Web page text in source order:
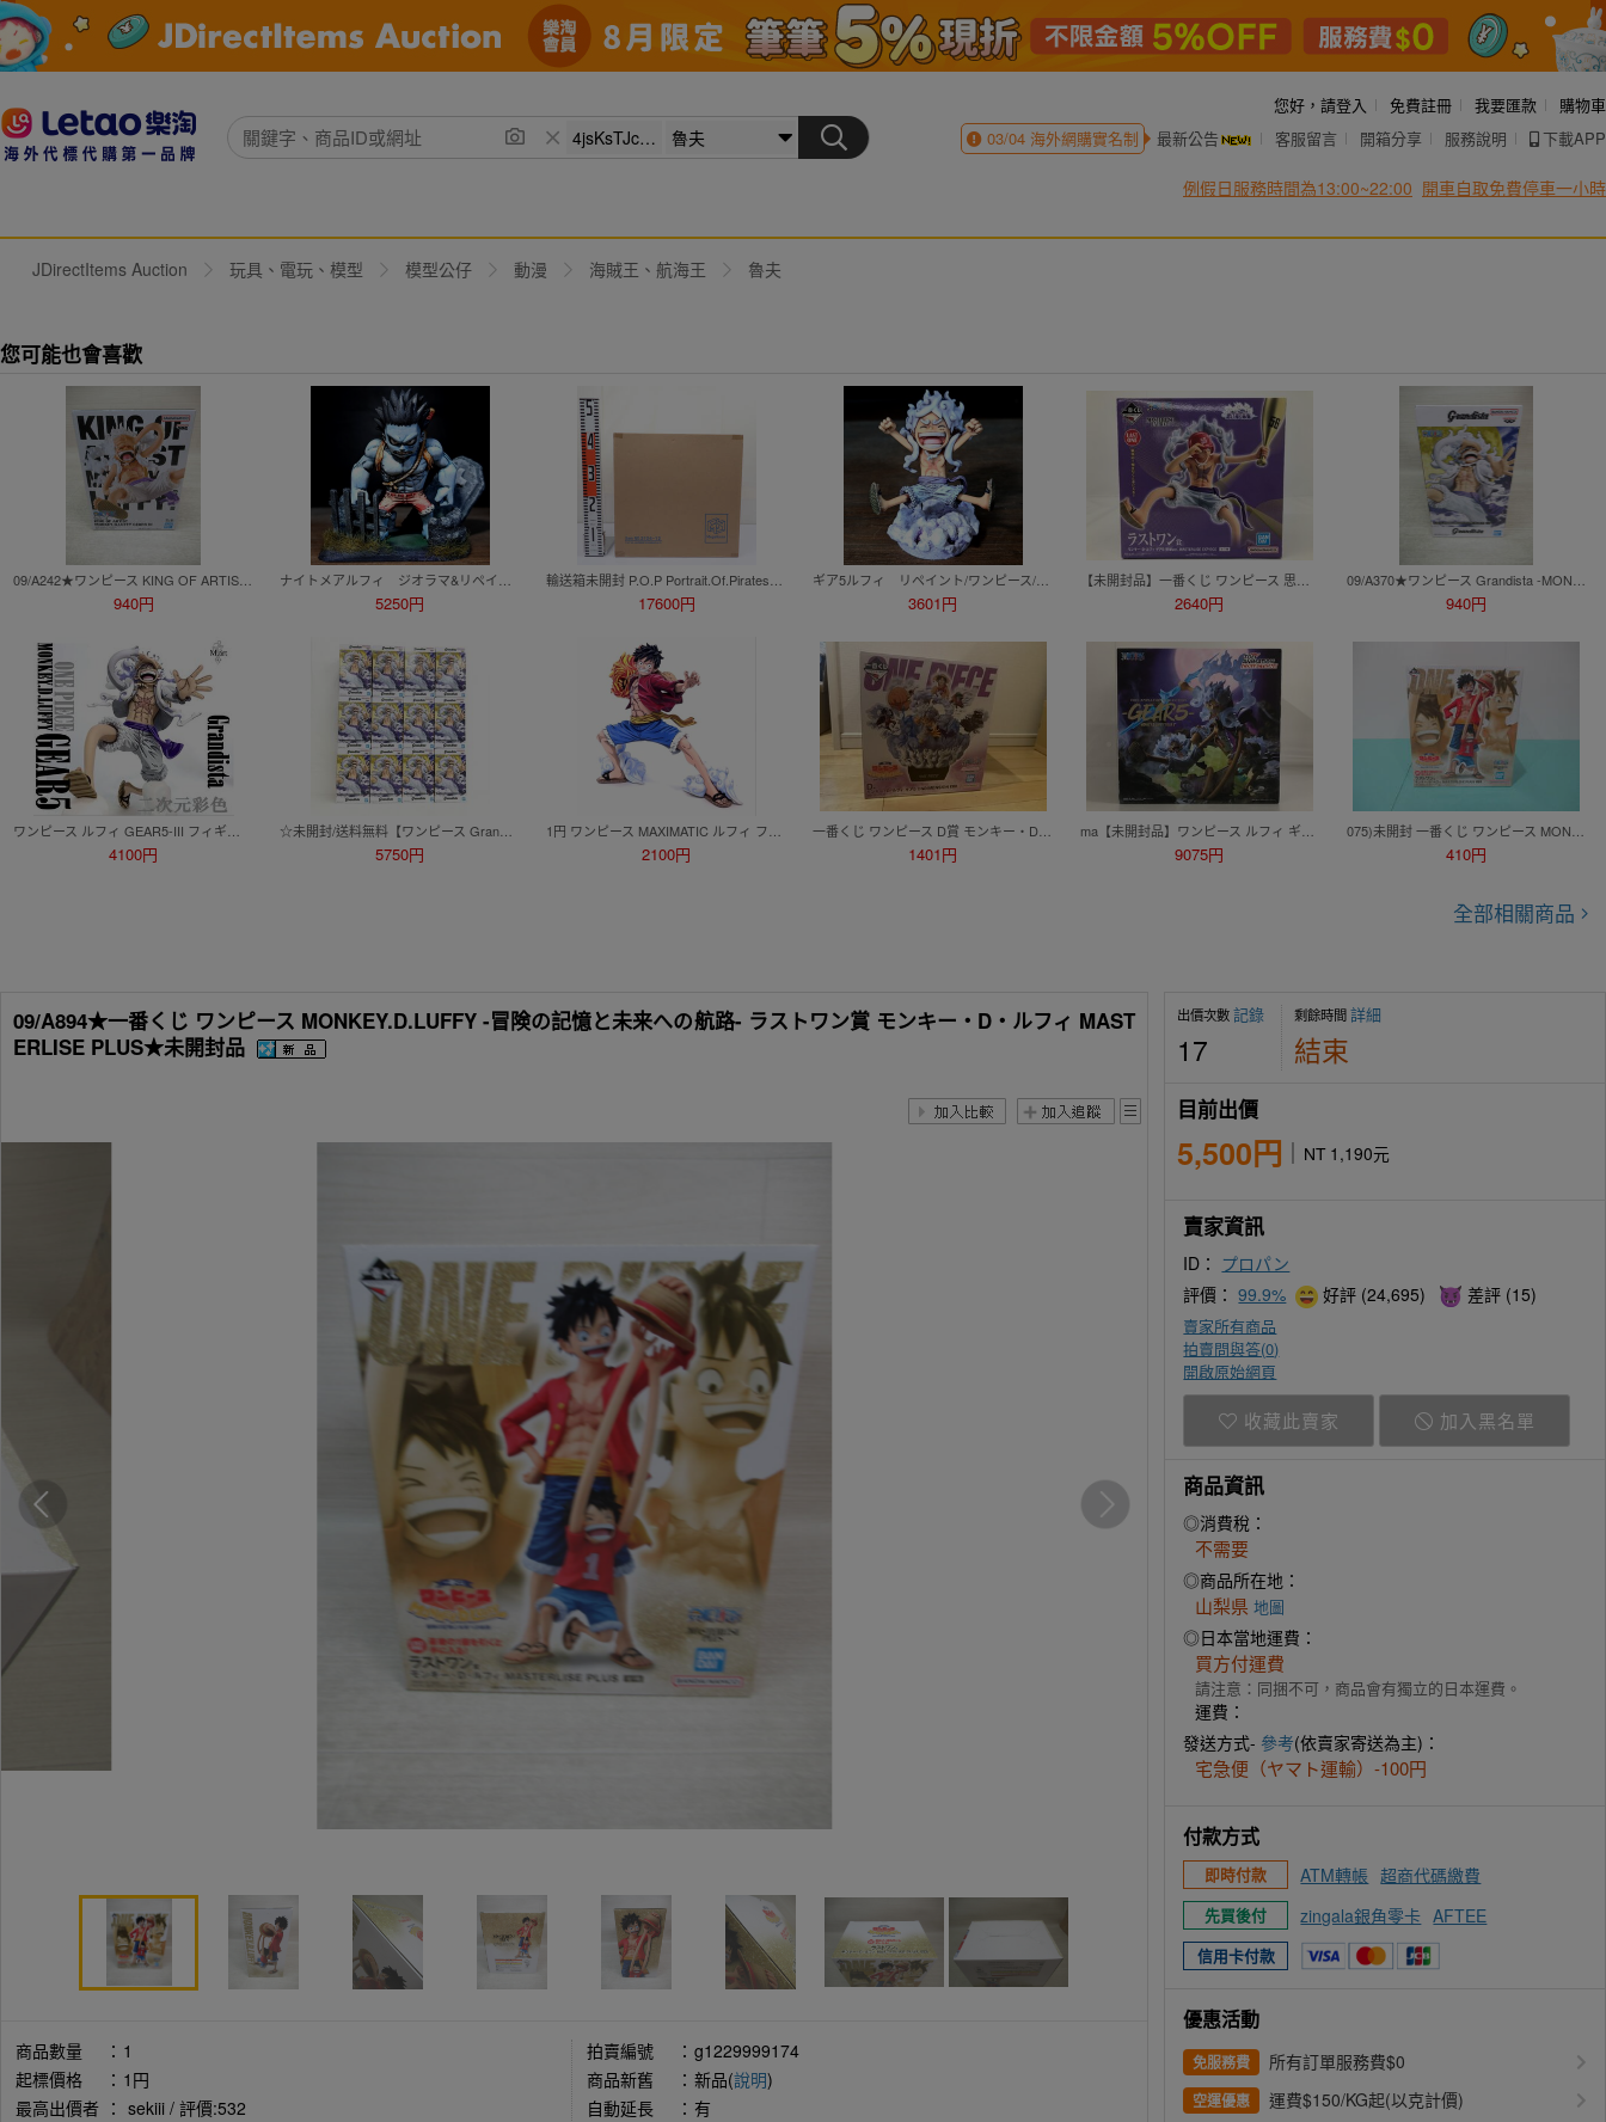
您好， 請登入 免費註冊 我要匯款
購物車
03/04海外網購實名制 最新公告 客服留言 開箱分享 服務說明 下載APP
例假日服務時間為13:00~22:00 開車自取免費停車一小時
JDirectItems Auction 玩具、電玩、模型 模型公仔 動漫 海賊王、航海王 魯夫
您可能也會喜歡
940円 5250円 17600円 3601円 2640円 940円
4100円 5750円 2100円 1401円 9075円 410円
全部相關商品
09/A894★一番くじ ワンピース MONKEY.D.LUFFY -冒険の記憶と未来への航路- ラストワン賞 モンキー・D・ルフィ MAST
ERLISE PLUS★未開封品
商品數量 ： 1
起標價格
： 1円
最高出價者 ： sekiii / 評價:532
拍賣編號 ： g1229999174
商品新舊
： 新品(說明)
自動延長
： 有
出價次數記錄
17
剩餘時間詳細
結束
目前出價
5,500円 NT 1,190元
賣家資訊
ID： プロパン
評價：99.9% 好評 (24,695) 差評 (15)
賣家所有商品
拍賣問與答(0)
開啟原始網頁
收藏此賣家 加入黑名單
商品資訊
◎消費稅：
不需要
◎商品所在地：
山梨県 地圖
◎日本當地運費：
買方付運費
請注意：同捆不可，商品會有獨立的日本運費。
運費：
發送方式- 參考(依賣家寄送為主)：
宅急便（ヤマト運輸）-100円
付款方式
即時付款 ATM轉帳 超商代碼繳費
先買後付 zingala銀角零卡 AFTEE
信用卡付款
優惠活動
免服務費 所有訂單服務費$0
空運優惠 運費$150/KG起(以克計價)